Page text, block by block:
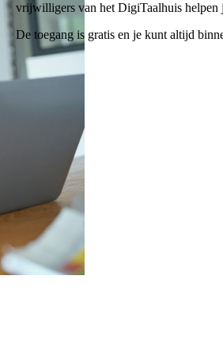
vrijwilligers van het DigiTaalhuis helpen
De toegang is gratis en je kunt altijd